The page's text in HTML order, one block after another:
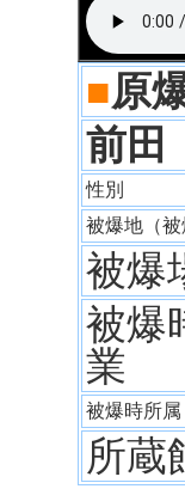
■原
前
性別
被爆地（被
被爆
被爆
業
被爆時所属
所蔵